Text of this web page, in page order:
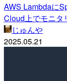
AWS Lambdaに
Cloud上でモニタ
じゅんや
2025.05.21